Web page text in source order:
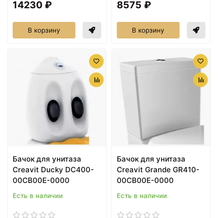
14230 ₽
В корзину
8575 ₽
В корзину
Бачок для унитаза
Creavit Ducky DC400-
00CB00E-0000
Есть в наличии
Бачок для унитаза
Creavit Grande GR410-
00CB00E-0000
Есть в наличии